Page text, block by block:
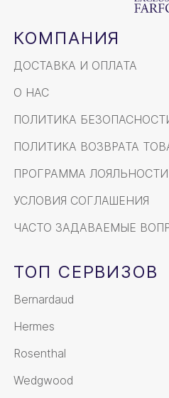
КОМПАНИЯ
ДОСТАВКА И ОПЛАТА
О НАС
ПОЛИТИКА
ПОЛИТИКА ВОЗВРАТА
ПРОГРАММА ЛОЯЛЬНОСТИ
УСЛОВИЯ СОГЛАШЕНИЯ
ЧАСТО ЗАДАВАЕМЫЕ
ТОП СЕРВИЗОВ
Bernardaud
Hermes
Rosenthal
Wedgwood